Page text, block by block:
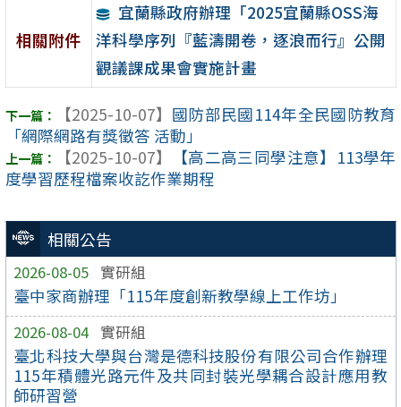
相關公告
2026-08-05 實研組
臺中家商辦理「115年度創新教學線上工作坊」
2026-08-04 實研組
臺北科技大學與台灣是德科技股份有限公司合作辦理
115年積體光路元件及共同封裝光學耦合設計應用教
師研習營
相關附件
宜蘭縣政府辦理「2025宜蘭縣OSS海
洋科學序列『藍濤開卷，逐浪而行』公開
觀議課成果會實施計畫
【2025-10-07】 國防部民國114年全民國防教育
「網際網路有獎徵答 活動」
【2025-10-07】
【高二高三同學注意】113學年
度學習歷程檔案收訖作業期程